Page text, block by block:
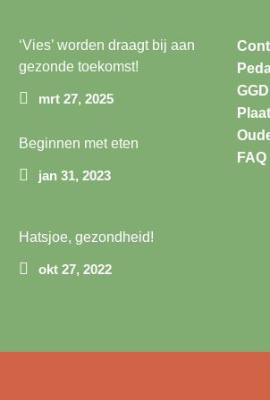
pedagogisch coach (voor
Daarnaast is zij ook
ouders te helpen bij
Janneke
gericht op thema’s&
social media. Sinds 2022
personeelsplanning.
werkzaamheden rondom
‘Vies’ worden draagt bij aan
gezonde toekomst!
mrt 27, 2025
Beginnen met eten
jan 31, 2023
Hatsjoe, gezondheid!
okt 27, 2022
FAQ